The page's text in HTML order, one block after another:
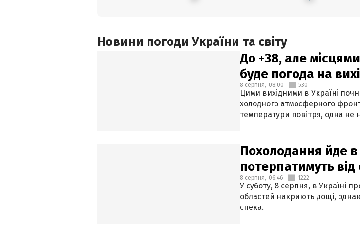
Новини погоди України та світу
До +38, але
буде погода на
8 серпня, 08:00 530
Цими вихідними в Україні
холодного атмосферного
температури повітря, одна не
Похолодання йде в
потерпатимуть
8 серпня, 06:46 1222
У суботу, 8 серпня, в Україні
областей накриють дощі,
спека.